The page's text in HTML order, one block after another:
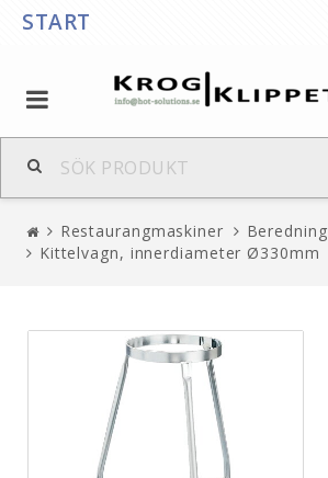
START
Restaurangmaskiner Beredning
Kittelvagn, innerdiameter Ø330mm